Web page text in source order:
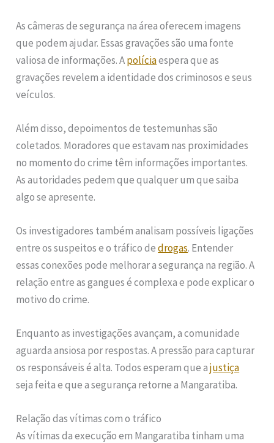
As câmeras de segurança na área oferecem imagens
que podem ajudar. Essas gravações são uma fonte
valiosa de informações. Apolíciaespera que as
gravações revelem a identidade dos criminosos e seus
veículos.
Além disso, depoimentos de testemunhas são
coletados. Moradores que estavam nas proximidades
no momento do crime têm informações importantes.
As autoridades pedem que qualquer um que saiba
algo se apresente.
Os investigadores também analisam possíveis ligações
entre os suspeitos e o tráfico dedrogas. Entender
essas conexões pode melhorar a segurança na região. A
relação entre as gangues é complexa e pode explicar o
motivo do crime.
Enquanto as investigações avançam, a comunidade
aguarda ansiosa por respostas. A pressão para capturar
os responsáveis é alta. Todos esperam que ajustiça
seja feita e que a segurança retorne a Mangaratiba.
Relação das vítimas com o tráfico
As vítimas da execução em Mangaratiba tinham uma